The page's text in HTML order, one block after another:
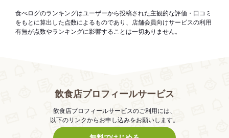
食べログのランキングはユーザーから投稿された主観的な評価・口コミ
をもとに算出した点数によるものであり、店舗会員向けサービスの利用
有無が点数やランキングに影響することは一切ありません。
飲食店プロフィールサービス
飲食店プロフィールサービスのご利用には、
以下のリンクからお申し込みをお願いします。